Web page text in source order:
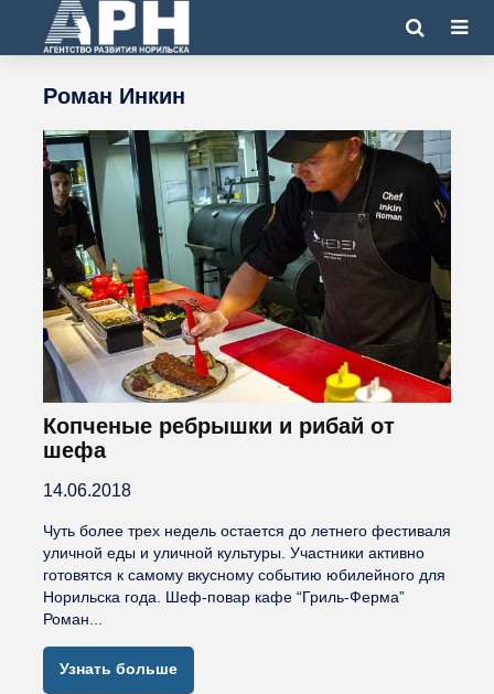
Роман Инкин
Копченые ребрышки и рибай от
шефа
14.06.2018
Чуть более трех недель остается до летнего фестиваля
уличной еды и уличной культуры. Участники активно
готовятся к самому вкусному событию юбилейного для
Норильска года. Шеф-повар кафе “Гриль-Ферма”
Роман...
Узнать больше